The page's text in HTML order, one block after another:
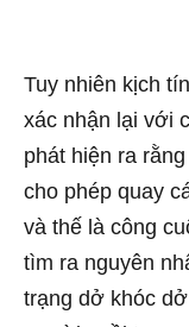
Tuy nhiên kịch
xác nhận lại với
phát hiện ra
cho phép quay
và thế là công
tìm ra nguyên
trạng dở khóc